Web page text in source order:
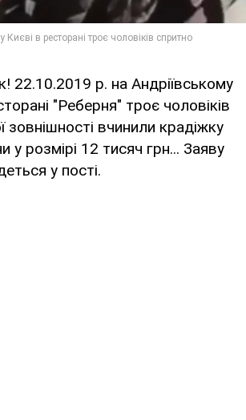
22.10.2019 р. на Андріївському
"Реберня" троє чоловіків
зовнішності вчинили крадіжку
у розмірі 12 тисяч грн... Заяву
у пості.